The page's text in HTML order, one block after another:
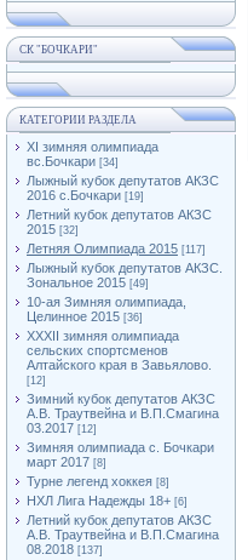
СК "БОЧКАРИ"
КАТЕГОРИИ РАЗДЕЛА
XI зимняя олимпиада
вс.Бочкари [34]
Лыжный кубок депутатов АКЗС
2016 с.Бочкари [19]
Летний кубок депутатов АКЗС
2015 [32]
Летняя Олимпиада 2015 [117]
Лыжный кубок депутатов АКЗС.
Зональное 2015 [49]
10-ая Зимняя олимпиада,
Целинное 2015 [36]
XXXII зимняя олимпиада
сельских спортсменов
Алтайского края в Завьялово.
[12]
Зимний кубок депутатов АКЗС
А.В. Траутвейна и В.П.Смагина
03.2017 [12]
Зимняя олимпиада с. Бочкари
март 2017 [8]
Турне легенд хоккея [8]
НХЛ Лига Надежды 18+ [6]
Летний кубок депутатов АКЗС
А.В. Траутвейна и В.П.Смагина
08.2018 [137]